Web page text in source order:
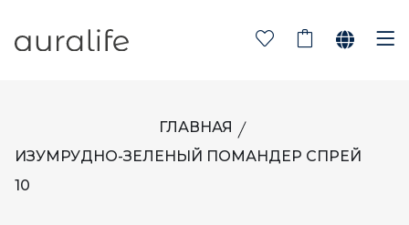
ГЛАВНАЯ
ИЗУМРУДНО-ЗЕЛЕНЫЙ ПОМАНДЕР СПРЕЙ
10